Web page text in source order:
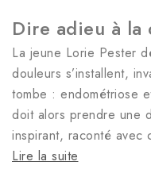
Dire adieu à la
La jeune Lorie Pester
douleurs s’installent,
tombe : endométriose
doit alors prendre une
inspirant, raconté avec
Lire la suite